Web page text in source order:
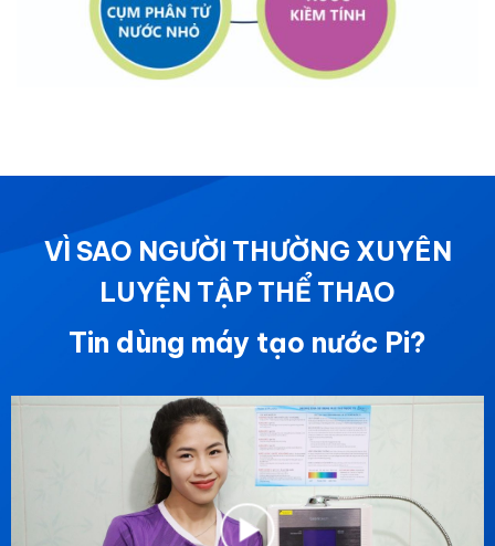
VÌ SAO NGƯỜI THƯỜNG XUYÊN
LUYỆN TẬP THỂ THAO
Tin dùng máy tạo nước Pi?